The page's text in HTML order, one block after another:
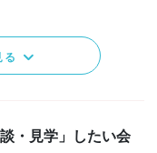
る
・見学」したい会